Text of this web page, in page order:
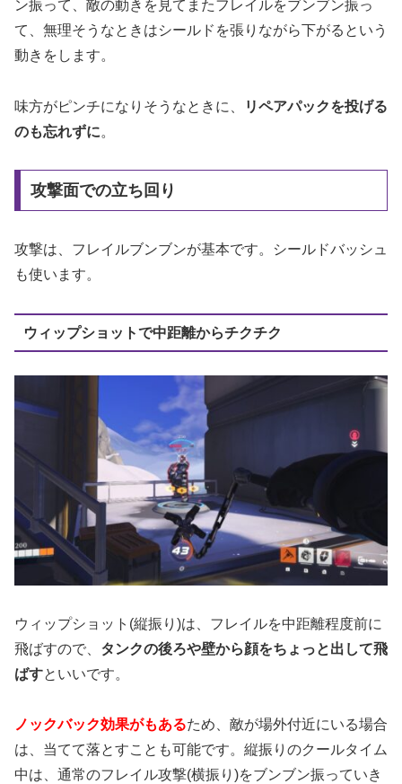
ン振って、敵の動きを見てまたフレイルをブンブン振っ
て、無理そうなときはシールドを張りながら下がるという
動きをします。
味方がピンチになりそうなときに、
リペアパックを投げる
のも忘れずに。
攻撃面での立ち回り
攻撃は、フレイルブンブンが基本です。シールドバッシュ
も使います。
ウィップショットで中距離からチクチク
ウィップショット(縦振り)は、フレイルを中距離程度前に
飛ばすので、 タンクの後ろや壁から顔をちょっと出して飛
ばすといいです。
ノックバック効果がもあるため、敵が場外付近にいる場合
は、当てて落とすことも可能です。縦振りのクールタイム
中は、通常のフレイル攻撃(横振り)をブンブン振っていき